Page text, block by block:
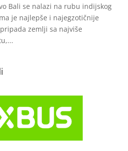
Bali se nalazi na rubu indijskog
je najlepše i najegzotičnije
zemlji sa najviše